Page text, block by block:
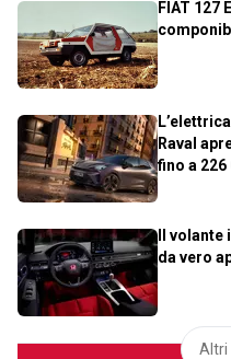
FIAT 127
Raval
fino a 226
Il
da vero
Altri